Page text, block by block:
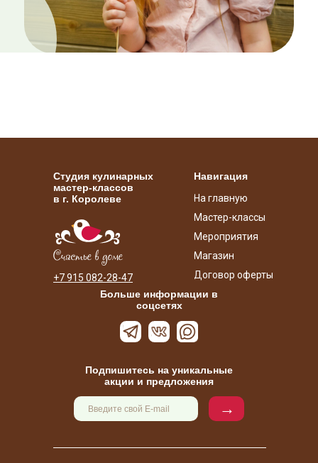
Студия кулинарных
мастер-классов
в г. Королеве
Навигация
Больше информации в
соцсетях
Подпишитесь на уникальные
акции и предложения
→
На главную
Мастер-классы
Мероприятия
Магазин
+7 915 082-28-47
Договор оферты